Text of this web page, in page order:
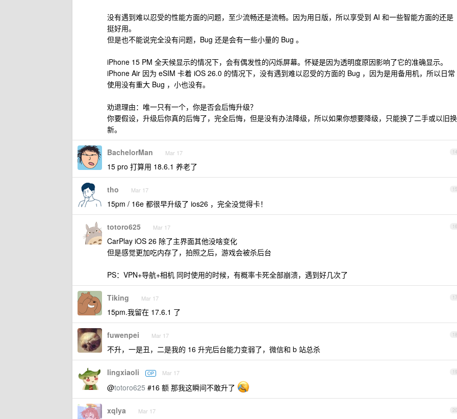
没有遇到难以忍受的性能方面的问题，至少流畅还是流畅。因为用日版，所以享受到 AI 和一些智能方面的还是
挺好用。
但是也不能说完全没有问题，Bug 还是会有一些小量的 Bug 。
iPhone 15 PM 全天候显示的情况下，会有偶发性的闪烁屏幕。怀疑是因为透明度原因影响了它的准确显示。
iPhone Air 因为 eSIM 卡着 iOS 26.0 的情况下，没有遇到难以忍受的方面的 Bug ，因为是用备用机，所以日常
使用没有重大 Bug ，小也没有。
劝退理由：唯一只有一个，你是否会后悔升级？
你要假设，升级后你真的后悔了，完全后悔，但是没有办法降级，所以如果你想要降级，只能换了二手或以旧换
新。
14
BachelorMan Mar 17
15 pro 打算用 18.6.1 养老了
15
tho Mar 17
15pm / 16e 都很早升级了 ios26 ，完全没觉得卡！
16
totoro625 Mar 17
CarPlay iOS 26 除了主界面其他没啥变化
但是感觉更加吃内存了，拍照之后，游戏会被杀后台
PS：VPN+导航+相机 同时使用的时候，有概率卡死全部崩溃，遇到好几次了
17
Tiking Mar 17
15pm.我留在 17.6.1 了
18
fuwenpei Mar 17
不升，一是丑，二是我的 16 升完后台能力变弱了，微信和 b 站总杀
19
lingxiaoli OP Mar 17
@totoro625 #16 额 那我这瞬间不敢升了
20
xqlya Mar 17